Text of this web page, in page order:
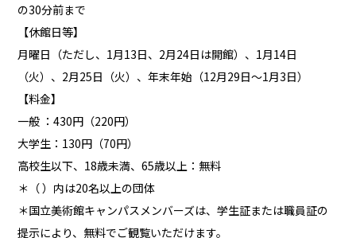
の30分前まで
【休館日等】
月曜日（ただし、1月13日、2月24日は開館）、1月14日
（火）、2月25日（火）、年末年始（12月29日～1月3日）
【料金】
一般 ：430円（220円）
大学生：130円（70円）
高校生以下、18歳未満、65歳以上：無料
＊（ ）内は20名以上の団体
＊国立美術館キャンパスメンバーズは、学生証または職員証の
提示により、無料でご観覧いただけます。